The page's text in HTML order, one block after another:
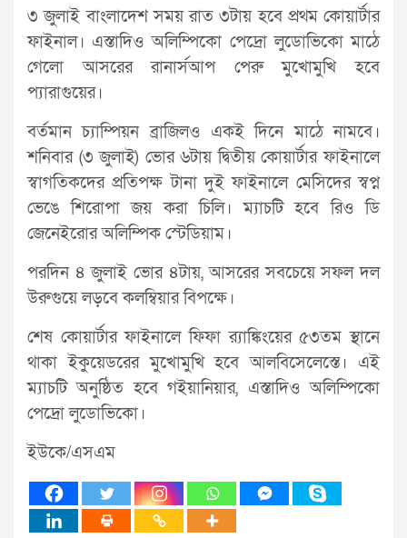
৩ জুলাই বাংলাদেশ সময় রাত ৩টায় হবে প্রথম কোয়ার্টার
ফাইনাল। এস্তাদিও অলিম্পিকো পেদ্রো লুডোভিকো মাঠে
গেলো আসরের রানার্সআপ পেরু মুখোমুখি হবে
প্যারাগুয়ের।
বর্তমান চ্যাম্পিয়ন ব্রাজিলও একই দিনে মাঠে নামবে।
শনিবার (৩ জুলাই) ভোর ৬টায় দ্বিতীয় কোয়ার্টার ফাইনালে
স্বাগতিকদের প্রতিপক্ষ টানা দুই ফাইনালে মেসিদের স্বপ্ন
ভেঙে শিরোপা জয় করা চিলি। ম্যাচটি হবে রিও ডি
জেনেইরোর অলিম্পিক স্টেডিয়াম।
পরদিন ৪ জুলাই ভোর ৪টায়, আসরের সবচেয়ে সফল দল
উরুগুয়ে লড়বে কলম্বিয়ার বিপক্ষে।
শেষ কোয়ার্টার ফাইনালে ফিফা র‍্যাঙ্কিংয়ের ৫৩তম স্থানে
থাকা ইকুয়েডরের মুখোমুখি হবে আলবিসেলেস্তে। এই
ম্যাচটি অনুষ্ঠিত হবে গইয়ানিয়ার, এস্তাদিও অলিম্পিকো
পেদ্রো লুডোভিকো।
ইউকে/এসএম